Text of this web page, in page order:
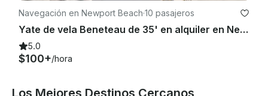
Navegación en Newport Beach·10 pasajeros
Yate de vela Beneteau de 35' en alquiler en Newport (MAP: ✓ 32)
5.0
$100+/hora
Los Mejores Destinos Cercanos